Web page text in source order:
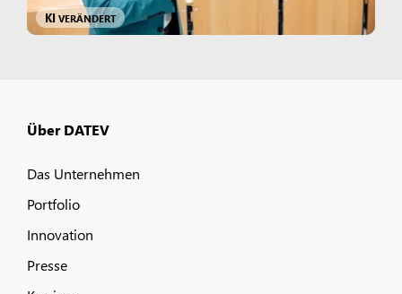
KI VERÄNDERT
Über DATEV
Das Unternehmen
Portfolio
Innovation
Presse